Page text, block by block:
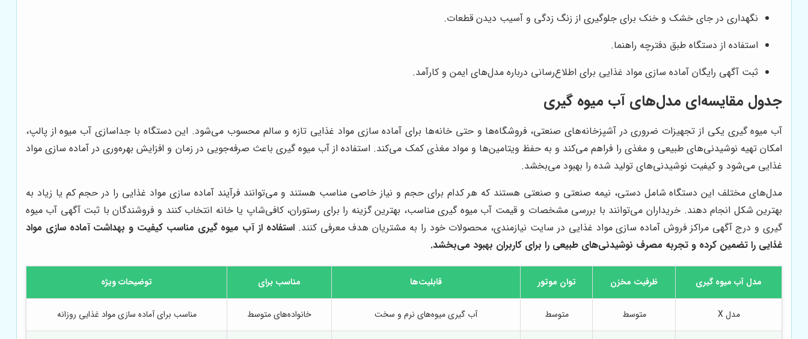
نگهداری در جای خشک و خنک برای جلوگیری از زنگ زدگی و آسیب دیدن قطعات.
استفاده از دستگاه طبق دفترچه راهنما.
ثبت آگهی رایگان آماده سازی مواد غذایی برای اطلاع‌رسانی درباره مدل‌های ایمن و کارآمد.
جدول مقایسه‌ای مدل‌های آب میوه گیری
آب میوه گیری یکی از تجهیزات ضروری در آشپزخانه‌های صنعتی، فروشگاه‌ها و حتی خانه‌ها برای آماده سازی مواد غذایی تازه و سالم محسوب می‌شود. این دستگاه با جداسازی آب میوه از پالپ،
امکان تهیه نوشیدنی‌های طبیعی و مغذی را فراهم می‌کند و به حفظ ویتامین‌ها و مواد مغذی کمک می‌کند. استفاده از آب میوه گیری باعث صرفه‌جویی در زمان و افزایش بهره‌وری در آماده سازی مواد
غذایی می‌شود و کیفیت نوشیدنی‌های تولید شده را بهبود می‌بخشد.
مدل‌های مختلف این دستگاه شامل دستی، نیمه صنعتی و صنعتی هستند که هر کدام برای حجم و نیاز خاصی مناسب هستند و می‌توانند فرآیند آماده سازی مواد غذایی را در حجم کم یا زیاد به
بهترین شکل انجام دهند. خریداران می‌توانند با بررسی مشخصات و قیمت آب میوه گیری مناسب، بهترین گزینه را برای رستوران، کافی‌شاپ یا خانه انتخاب کنند و فروشندگان با ثبت آگهی آب میوه
گیری و درج آگهی مراکز فروش آماده سازی مواد غذایی در سایت نیازمندی، محصولات خود را به مشتریان هدف معرفی کنند.استفاده از آب میوه گیری مناسب کیفیت و بهداشت آماده سازی مواد
غذایی را تضمین کرده و تجربه مصرف نوشیدنی‌های طبیعی را برای کاربران بهبود می‌بخشد.
مدل آب میوه گیری ظرفیت مخزن توان موتور قابلیت‌ها مناسب برای توضیحات ویژه
مدل X متوسط متوسط آب گیری میوه‌های نرم و سخت خانواده‌های متوسط مناسب برای آماده سازی مواد غذایی روزانه